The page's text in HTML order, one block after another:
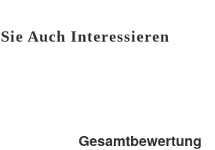
Auch Interessieren
Gesamtbewertung